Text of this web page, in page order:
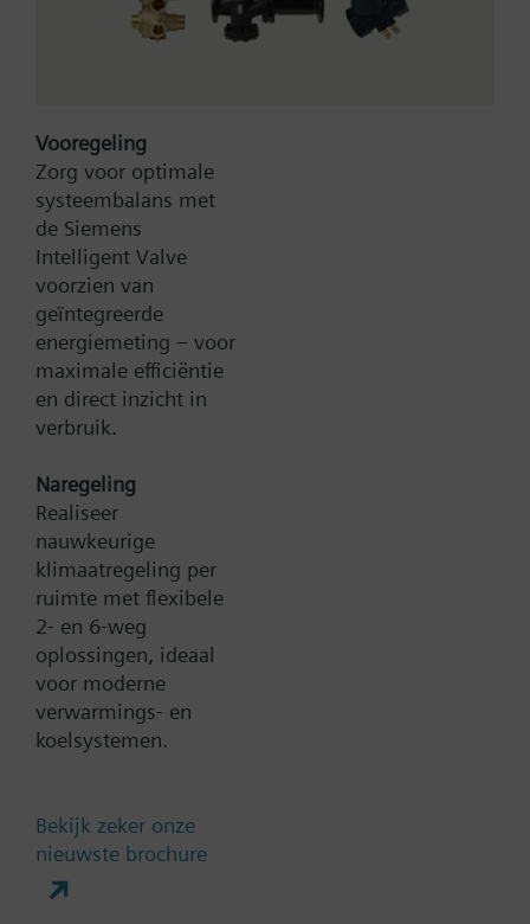
Base plate and KNX plug.
visual items) as part of Total Room Automation
RoomOptiControl energy efficiency function
Room temperature measurement
Display of room temperature, control mode,
scenes etc. (dot matrix LCD)
Backlit display, white or blue selection
KNX PL-Link interface to the room automation
station with plug & play functionality
Can be combined with different standard and
design bezels
Bruto Prijs
Type:
Artikel-Nr.:
Garantie:
Productgroep:
Documenten
Technische samenvatting
Vooregeling
Zorg voor optimale
systeembalans met
de Siemens
Intelligent Valve
voorzien van
geïntegreerde
energiemeting – voor
maximale efficiëntie
en direct inzicht in
verbruik.
Naregeling
Realiseer
nauwkeurige
klimaatregeling per
ruimte met flexibele
2- en 6-weg
oplossingen, ideaal
voor moderne
verwarmings- en
koelsystemen.
Bekijk zeker onze
nieuwste brochure
Verander regio